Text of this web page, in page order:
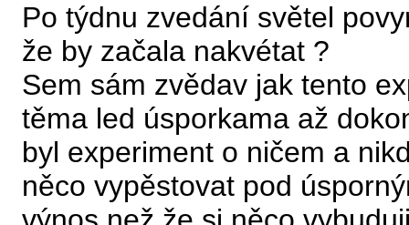
Po týdnu zvedání světel
že by začala nakvétat ?
Sem sám zvědav jak tento
těma led úsporkama až
byl experiment o ničem a
něco vypěstovat pod